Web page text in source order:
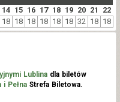
14 15 16 17 18 19 20 21 22
18 18 18 18 18 18 32 18 18
Lublinadla biletów
i PełnaStrefa Biletowa.